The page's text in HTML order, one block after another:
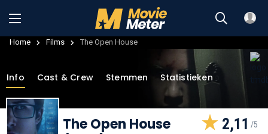
Home Films The Open House
Info Cast & Crew Stemmen Statistieken
The Open House
2,11